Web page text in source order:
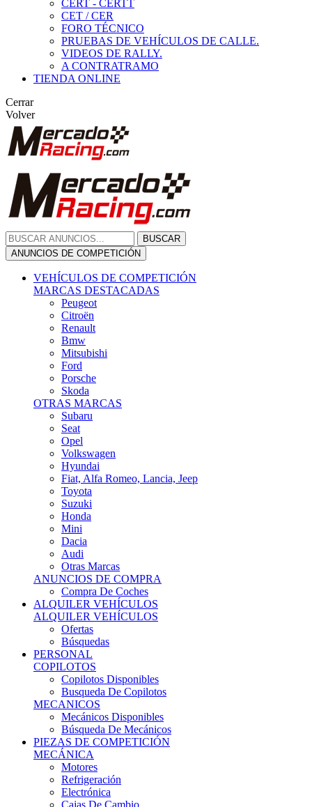
CERT - CERTT
CET / CER
FORO TÉCNICO
PRUEBAS DE VEHÍCULOS DE CALLE.
VIDEOS DE RALLY.
A CONTRATRAMO
TIENDA ONLINE
Cerrar
Volver
BUSCAR
ANUNCIOS DE COMPETICIÓN
VEHÍCULOS DE COMPETICIÓN
MARCAS DESTACADAS
Peugeot
Citroën
Renault
Bmw
Mitsubishi
Ford
Porsche
Skoda
OTRAS MARCAS
Subaru
Seat
Opel
Volkswagen
Hyundai
Fiat, Alfa Romeo, Lancia, Jeep
Toyota
Suzuki
Honda
Mini
Dacia
Audi
Otras Marcas
ANUNCIOS DE COMPRA
Compra De Coches
ALQUILER VEHÍCULOS
ALQUILER VEHÍCULOS
Ofertas
Búsquedas
PERSONAL
COPILOTOS
Copilotos Disponibles
Busqueda De Copilotos
MECANICOS
Mecánicos Disponibles
Búsqueda De Mecánicos
PIEZAS DE COMPETICIÓN
MECÁNICA
Motores
Refrigeración
Electrónica
Cajas De Cambio